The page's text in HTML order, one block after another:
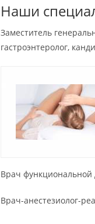
Наши
Заместитель
гастроэнтеролог,
Врач функциональной
Врач-анестезиолог-